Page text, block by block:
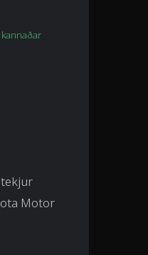
Motor